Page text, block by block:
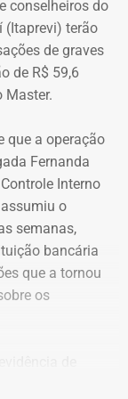
— Foto:
conselheiros do
(Itaprevi) terão
de graves
de R$ 59,6
Master.
que a operação
Fernanda
Interno
o
semanas,
bancária
que a tornou
os